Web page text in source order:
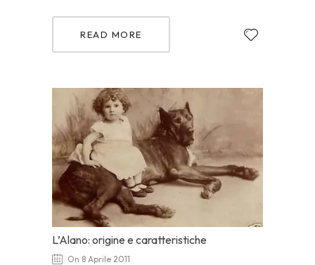
READ MORE
L’Alano: origine e caratteristiche
On 8 Aprile 2011